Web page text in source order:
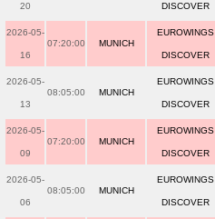
20 DISCOVER
2026-05-
16
07:20:00 MUNICH
EUROWINGS
DISCOVER
2026-05-
13
08:05:00 MUNICH
EUROWINGS
DISCOVER
2026-05-
09
07:20:00 MUNICH
EUROWINGS
DISCOVER
2026-05-
06
08:05:00 MUNICH
EUROWINGS
DISCOVER